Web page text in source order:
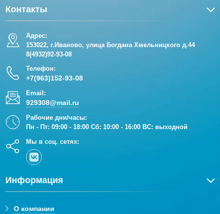
Контакты
Адрес:
153022, г.Иваново, улица Богдана Хмельницкого д.44
8(4932)92-93-08
Телефон:
+7(963)152-93-08
Email:
929308@mail.ru
Рабочие дни/часы:
Пн - Пт: 09:00 - 18:00 Сб: 10:00 - 16:00 ВС: выходной
Мы в соц. сетях:
Информация
О компании